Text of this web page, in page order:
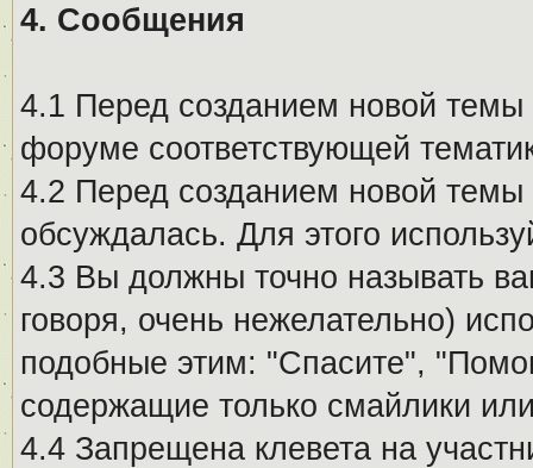
4. Сообщения
4.1 Перед созданием новой темы
форуме соответствующей
4.2 Перед созданием новой
обсуждалась. Для этого
4.3 Вы должны точно называть
говоря, очень нежелательно)
подобные этим: "Спасите",
содержащие только смайлики
4.4 Запрещена клевета на